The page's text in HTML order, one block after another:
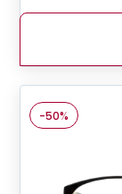
-50%